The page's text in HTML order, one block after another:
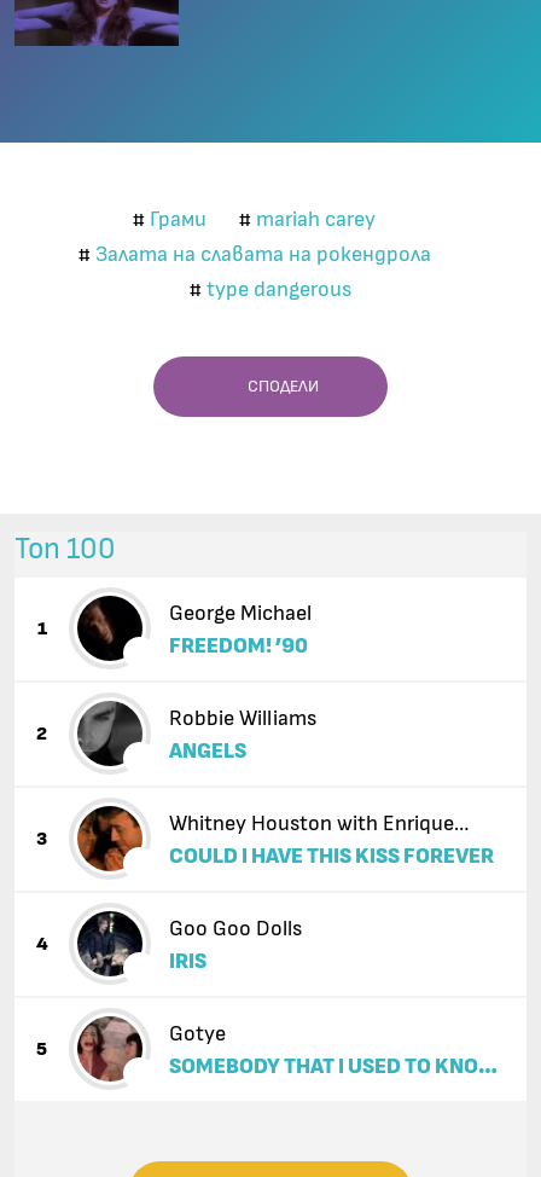
# Грами # mariah carey
# Залата на славата на рокендрола
# type dangerous
СПОДЕЛИ
Топ 100
1
George Michael
FREEDOM! ’90
2
Robbie Williams
ANGELS
3
Whitney Houston with Enrique
Iglesias
COULD I HAVE THIS KISS FOREVER
4
Goo Goo Dolls
IRIS
5
Gotye
SOMEBODY THAT I USED TO KNOW